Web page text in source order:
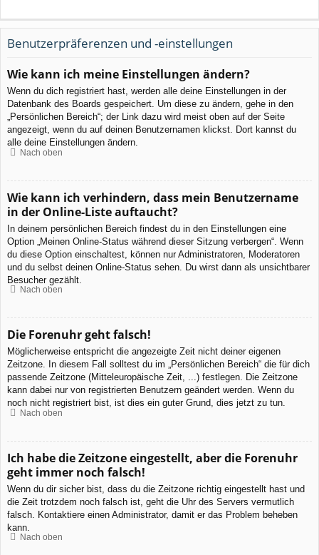
Benutzerpräferenzen und -einstellungen
Wie kann ich meine Einstellungen ändern?
Wenn du dich registriert hast, werden alle deine Einstellungen in der
Datenbank des Boards gespeichert. Um diese zu ändern, gehe in den
„Persönlichen Bereich“; der Link dazu wird meist oben auf der Seite
angezeigt, wenn du auf deinen Benutzernamen klickst. Dort kannst du
alle deine Einstellungen ändern.
Nach oben
Wie kann ich verhindern, dass mein Benutzername
in der Online-Liste auftaucht?
In deinem persönlichen Bereich findest du in den Einstellungen eine
Option „Meinen Online-Status während dieser Sitzung verbergen“. Wenn
du diese Option einschaltest, können nur Administratoren, Moderatoren
und du selbst deinen Online-Status sehen. Du wirst dann als unsichtbarer
Besucher gezählt.
Nach oben
Die Forenuhr geht falsch!
Möglicherweise entspricht die angezeigte Zeit nicht deiner eigenen
Zeitzone. In diesem Fall solltest du im „Persönlichen Bereich“ die für dich
passende Zeitzone (Mitteleuropäische Zeit, ...) festlegen. Die Zeitzone
kann dabei nur von registrierten Benutzern geändert werden. Wenn du
noch nicht registriert bist, ist dies ein guter Grund, dies jetzt zu tun.
Nach oben
Ich habe die Zeitzone eingestellt, aber die Forenuhr
geht immer noch falsch!
Wenn du dir sicher bist, dass du die Zeitzone richtig eingestellt hast und
die Zeit trotzdem noch falsch ist, geht die Uhr des Servers vermutlich
falsch. Kontaktiere einen Administrator, damit er das Problem beheben
kann.
Nach oben